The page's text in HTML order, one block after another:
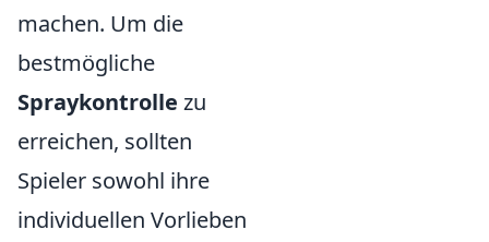
machen. Um die
bestmögliche
Spraykontrolle zu
erreichen, sollten
Spieler sowohl ihre
individuellen Vorlieben